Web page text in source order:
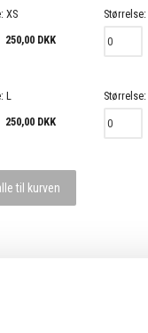
XS
250,00 DKK
Størrelse:
L
250,00 DKK
Størrelse:
til kurven